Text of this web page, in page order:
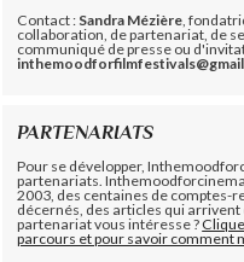
Contact : Sandra Mézière ,
collaboration, de partenariat, de
communiqué de presse ou
PARTENARIATS
Pour se développer,
partenariats.
2003, des centaines de comptes-
décernés, des articles qui
partenariat vous intéresse ?
parcours et pour savoir comment